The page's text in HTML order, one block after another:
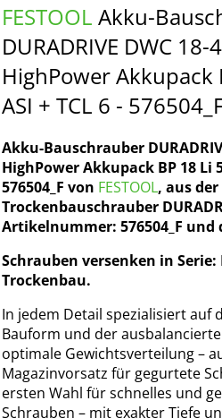
FESTOOL Akku-
DURADRIVE DWC
HighPower Akkupack
ASI + TCL 6 -
Akku-Bauschrauber
HighPower Akkupack BP 18 Li
576504_F von FESTOOL, aus
Trockenbauschrauber
Artikelnummer: 576504_F und
Schrauben versenken in
Trockenbau.
In jedem Detail spezialisiert auf
Bauform und der
optimale Gewichtsverteilung –
Magazinvorsatz für gegurtete
ersten Wahl für schnelles und
Schrauben – mit exakter Tiefe